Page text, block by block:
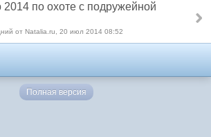
2014 по охоте с подружейной
от Natalia.ru, 20 июл 2014 08:52
Полная версия